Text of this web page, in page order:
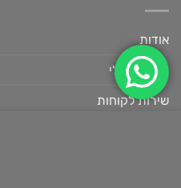
אודות
החשבון שלי
שירות לקוחות